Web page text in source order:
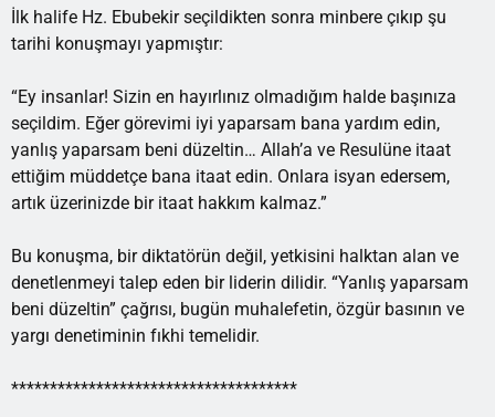
İlk halife Hz. Ebubekir seçildikten sonra minbere çıkıp şu
tarihi konuşmayı yapmıştır:
“Ey insanlar! Sizin en hayırlınız olmadığım halde başınıza
seçildim. Eğer görevimi iyi yaparsam bana yardım edin,
yanlış yaparsam beni düzeltin… Allah’a ve Resulüne itaat
ettiğim müddetçe bana itaat edin. Onlara isyan edersem,
artık üzerinizde bir itaat hakkım kalmaz.”
Bu konuşma, bir diktatörün değil, yetkisini halktan alan ve
denetlenmeyi talep eden bir liderin dilidir. “Yanlış yaparsam
beni düzeltin” çağrısı, bugün muhalefetin, özgür basının ve
yargı denetiminin fıkhi temelidir.
*************************************